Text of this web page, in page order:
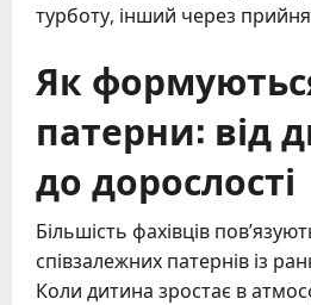
турботу, інший через
Як
патерни: від
до дорослості
Більшість фахівців
співзалежних патернів із
Коли дитина зростає в